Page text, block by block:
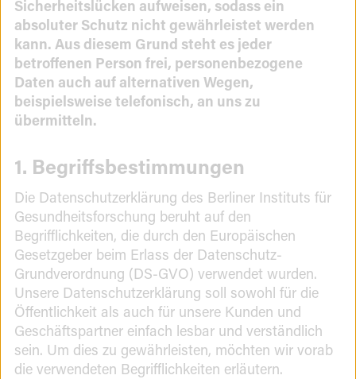
Sicherheitslücken aufweisen, sodass ein
absoluter Schutz nicht gewährleistet werden
kann. Aus diesem Grund steht es jeder
betroffenen Person frei, personenbezogene
Daten auch auf alternativen Wegen,
beispielsweise telefonisch, an uns zu
übermitteln.
1. Begriffsbestimmungen
Die Datenschutzerklärung des Berliner Instituts für
Gesundheitsforschung beruht auf den
Begrifflichkeiten, die durch den Europäischen
Gesetzgeber beim Erlass der Datenschutz-
Grundverordnung (DS-GVO) verwendet wurden.
Unsere Datenschutzerklärung soll sowohl für die
Öffentlichkeit als auch für unsere Kunden und
Geschäftspartner einfach lesbar und verständlich
sein. Um dies zu gewährleisten, möchten wir vorab
die verwendeten Begrifflichkeiten erläutern.